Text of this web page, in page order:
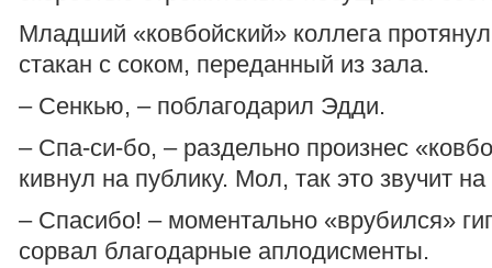
Младший «ковбойский» коллега
стакан с соком, переданный из зала.
– Сенкью, – поблагодарил Эдди.
– Спа-си-бо, – раздельно произнес
кивнул на публику. Мол, так это звучит
– Спасибо! – моментально «врубился»
сорвал благодарные аплодисменты.